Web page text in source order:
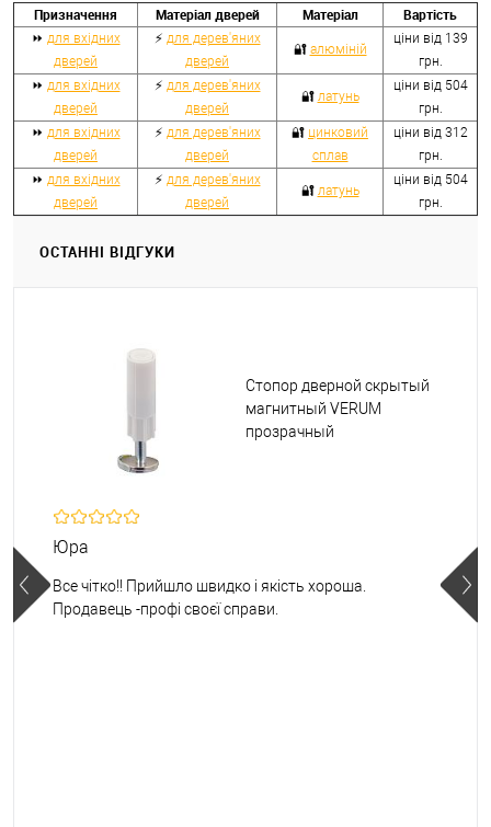
Призначення Матеріал дверей Матеріал Вартість
⏩ для вхідних
дверей
⚡ для дерев'яних
дверей
🔐 алюміній
ціни від 139
грн.
⏩ для вхідних
дверей
⚡ для дерев'яних
дверей
🔐 латунь
ціни від 504
грн.
⏩ для вхідних
дверей
⚡ для дерев'яних
дверей
🔐 цинковий
сплав
ціни від 312
грн.
⏩ для вхідних
дверей
⚡ для дерев'яних
дверей
🔐 латунь
ціни від 504
грн.
ОСТАННІ ВІДГУКИ
Стопор дверной скрытый
магнитный VERUM
прозрачный
Юра
Все чітко!! Прийшло швидко і якість хороша.
Продавець -профі своєї справи.